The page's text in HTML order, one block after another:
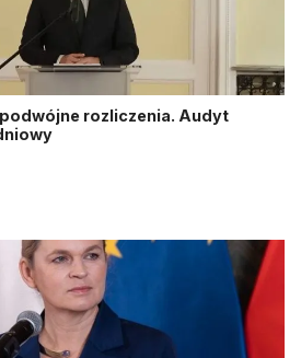
rozliczenia. Audyt